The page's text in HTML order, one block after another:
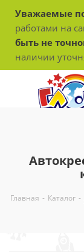
Уважаемые
работами на
быть не
наличии
Главная - Каталог -